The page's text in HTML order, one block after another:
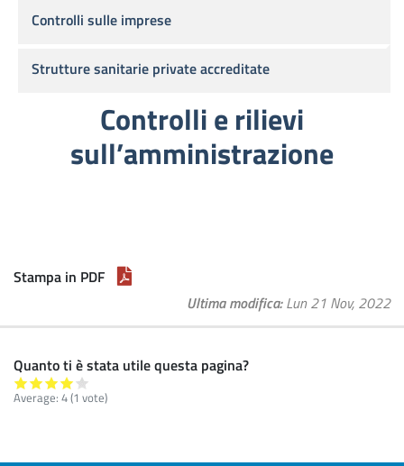
Controlli e rilievi
sull’amministrazione
Stampa in PDF
Ultima modifica Lun 21 Nov, 2022
Quanto ti è stata utile questa pagina?
Average: 4(1 vote)
Controlli sulle imprese
Strutture sanitarie private accreditate